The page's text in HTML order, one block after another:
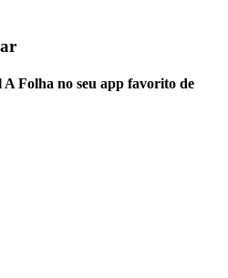
A Folha no seu app favorito de